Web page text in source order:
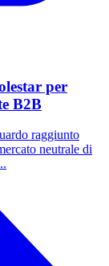
per
B2B
raggiunto
neutrale di